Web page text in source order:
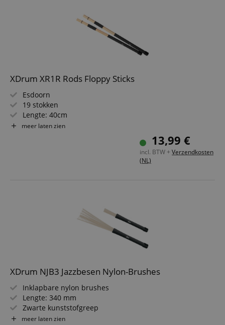
XDrum XR1R Rods Floppy Sticks
Esdoorn
19 stokken
Lengte: 40cm
Diameter: 1,5cm
meer laten zien
13,99 €
incl. BTW + Verzendkosten
(NL)
XDrum NJB3 Jazzbesen Nylon-Brushes
Inklapbare nylon brushes
Lengte: 340 mm
Zwarte kunststofgreep
Voor jazz en fusion
meer laten zien